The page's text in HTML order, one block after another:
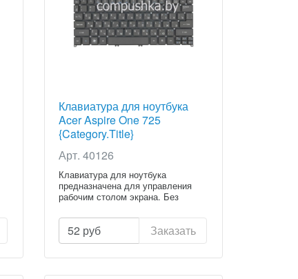
Клавиатура для ноутбука
Acer Aspire One 725
{Category.Title}
Арт. 40126
Клавиатура для ноутбука
предназначена для управления
рабочим столом экрана. Без
52 руб Заказать